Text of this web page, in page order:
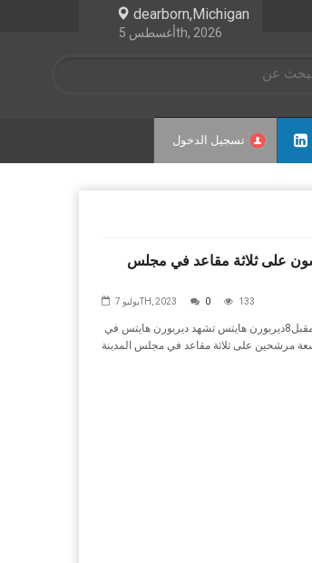
dearborn,Michigan
أغسطس 5th, 2026
تسجيل الدخول
على ثلاثة مقاعد في مجلس
يوليو 7TH, 2023 0 133